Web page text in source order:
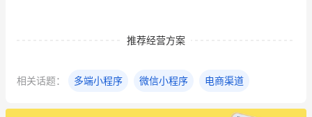
推荐经营方案
相关话题： 多端小程序 微信小程序 电商渠道